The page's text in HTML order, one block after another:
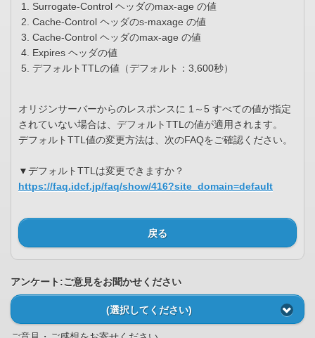
Surrogate-Control ヘッダのmax-age の値
Cache-Control ヘッダのs-maxage の値
Cache-Control ヘッダのmax-age の値
Expires ヘッダの値
デフォルトTTLの値（デフォルト：3,600秒）
オリジンサーバーからのレスポンスに 1～5 すべての値が指定
されていない場合は、デフォルトTTLの値が適用されます。
デフォルトTTL値の変更方法は、次のFAQをご確認ください。
▼デフォルトTTLは変更できますか？
https://faq.idcf.jp/faq/show/416?site_domain=default
戻る
アンケート:ご意見をお聞かせください
(選択してください)